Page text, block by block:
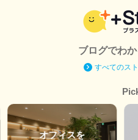
ブログでわ
すべてのス
オフィスを